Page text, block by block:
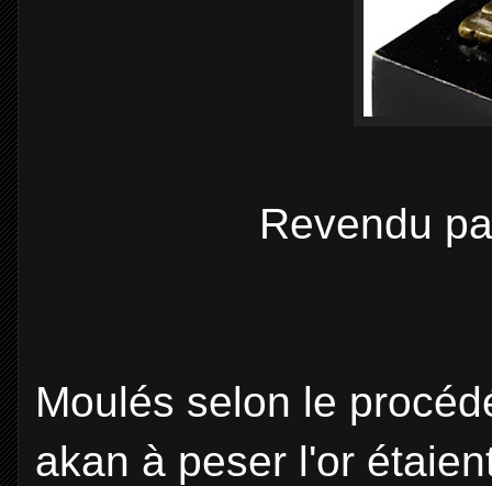
Revendu
Moulés selon le
akan à peser l'or